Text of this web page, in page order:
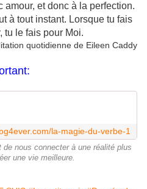
amour, et donc à la perfection.
à tout instant. Lorsque tu fais
tu le fais pour Moi.
quotidienne de Eileen Caddy
la-magie-du-verbe-1
nous connecter à une réalité plus
une vie meilleure.